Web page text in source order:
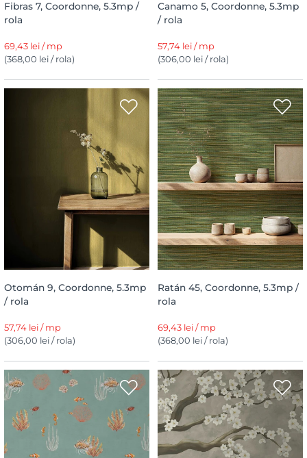
Fibras 7, Coordonne, 5.3mp /
rola
69,43 lei / mp
(368,00 lei / rola)
Canamo 5, Coordonne, 5.3mp
/ rola
57,74 lei / mp
(306,00 lei / rola)
Otomán 9, Coordonne, 5.3mp
/ rola
57,74 lei / mp
(306,00 lei / rola)
Ratán 45, Coordonne, 5.3mp /
rola
69,43 lei / mp
(368,00 lei / rola)